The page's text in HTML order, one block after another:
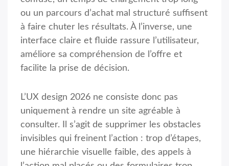
ou un parcours d’achat mal structuré suffisent
à faire chuter les résultats. À l’inverse, une
interface claire et fluide rassure l’utilisateur,
améliore sa compréhension de l’offre et
facilite la prise de décision.
L’UX design 2026 ne consiste donc pas
uniquement à rendre un site agréable à
consulter. Il s’agit de supprimer les obstacles
invisibles qui freinent l’action : trop d’étapes,
une hiérarchie visuelle faible, des appels à